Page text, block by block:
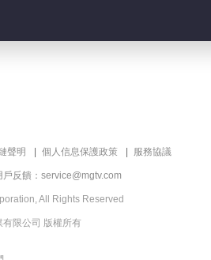
聲明 個人信息保護政策 服務協議
戶反饋：service@mgtv.com
All Rights Reserved
限公司 版權所有